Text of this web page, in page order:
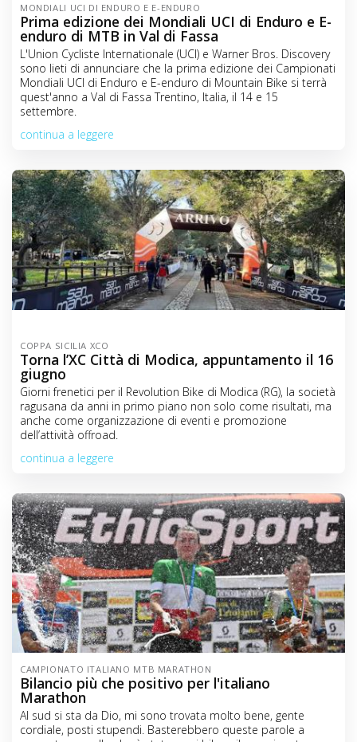
MONDIALI UCI DI ENDURO E E-ENDURO
Prima edizione dei Mondiali UCI di Enduro e E-
enduro di MTB in Val di Fassa
L'Union Cycliste Internationale (UCI) e Warner Bros. Discovery
sono lieti di annunciare che la prima edizione dei Campionati
Mondiali UCI di Enduro e E-enduro di Mountain Bike si terrà
quest'anno a Val di Fassa Trentino, Italia, il 14 e 15
settembre.
continua a leggere
COPPA SICILIA XCO
Torna l’XC Città di Modica, appuntamento il 16
giugno
Giorni frenetici per il Revolution Bike di Modica (RG), la società
ragusana da anni in primo piano non solo come risultati, ma
anche come organizzazione di eventi e promozione
dell’attività offroad.
continua a leggere
CAMPIONATO ITALIANO MTB MARATHON
Bilancio più che positivo per l'italiano
Marathon
Al sud si sta da Dio, mi sono trovata molto bene, gente
cordiale, posti stupendi. Basterebbero queste parole a